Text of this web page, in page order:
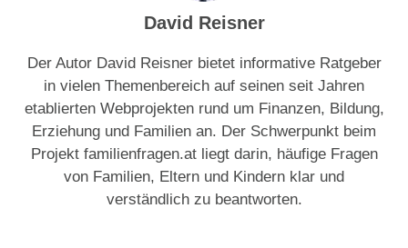
David Reisner
Der Autor David Reisner bietet informative Ratgeber
in vielen Themenbereich auf seinen seit Jahren
etablierten Webprojekten rund um Finanzen, Bildung,
Erziehung und Familien an. Der Schwerpunkt beim
Projekt familienfragen.at liegt darin, häufige Fragen
von Familien, Eltern und Kindern klar und
verständlich zu beantworten.